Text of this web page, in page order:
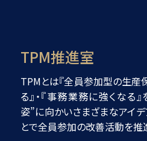
TPM推進室
TPMとは『全員参加型の生産
る』・『事務業務に強くなる
姿”に向かいさまざまなアイデ
とで全員参加の改善活動を推